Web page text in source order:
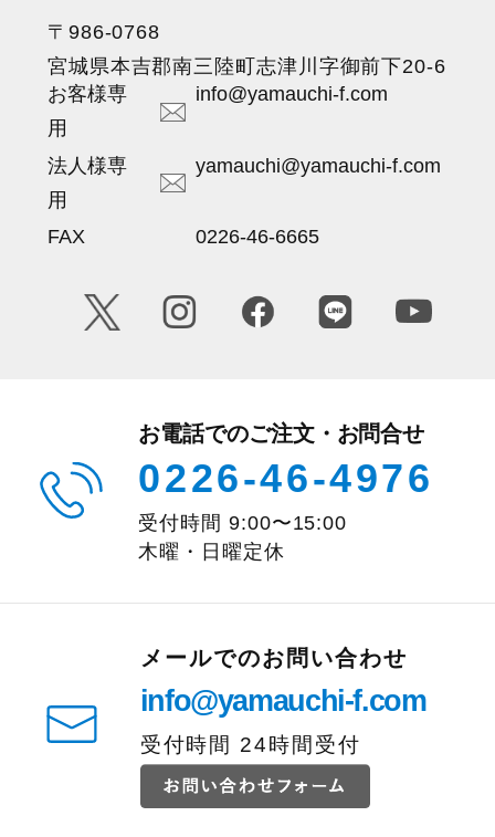
〒986-0768
宮城県本吉郡南三陸町志津川字御前下20-6
お客様専
用
info@yamauchi-f.com
法人様専
用
yamauchi@yamauchi-f.com
FAX 0226-46-6665
お電話でのご注文・お問合せ
0226-46-4976
受付時間 9:00〜15:00
木曜・日曜定休
メールでのお問い合わせ
info@yamauchi-f.com
受付時間 24時間受付